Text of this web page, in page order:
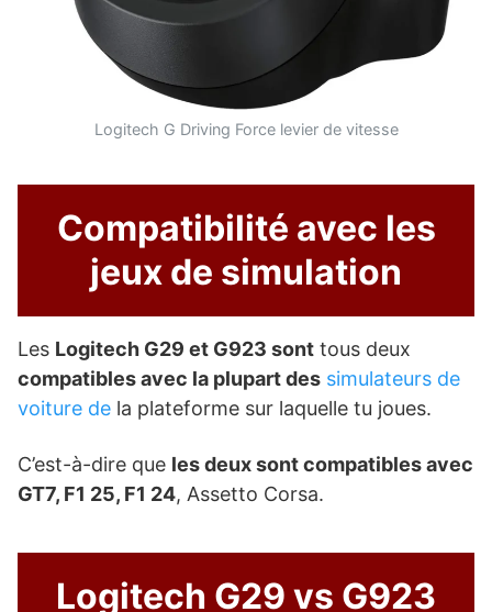
Logitech G Driving Force levier de vitesse
Compatibilité avec les
jeux de simulation
Les Logitech G29 et G923 sont tous deux
compatibles avec la plupart des simulateurs de
voiture de la plateforme sur laquelle tu joues.
C’est-à-dire que les deux sont compatibles avec
GT7, F1 25, F1 24, Assetto Corsa.
Logitech G29 vs G923